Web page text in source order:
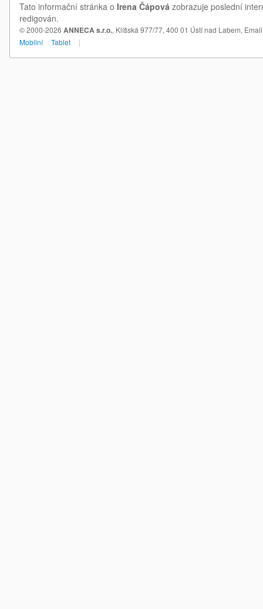
Tato informační stránka o Irena Čápová zobrazuje poslední
redigován.
© 2000-2026 ANNECA s.r.o., Klíšská 977/77, 400 01 Ústí nad Labem,
Mobilní
Tablet |